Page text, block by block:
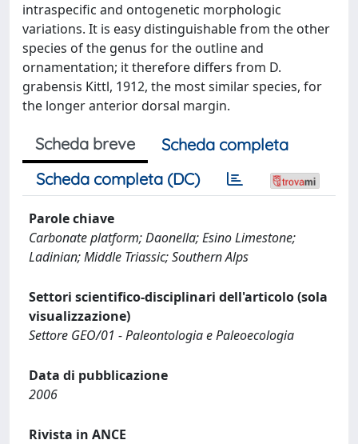
intraspecific and ontogenetic morphologic
variations. It is easy distinguishable from the other
species of the genus for the outline and
ornamentation; it therefore differs from D.
grabensis Kittl, 1912, the most similar species, for
the longer anterior dorsal margin.
Scheda breve
Scheda completa
Scheda completa (DC)
Parole chiave
Carbonate platform; Daonella; Esino Limestone;
Ladinian; Middle Triassic; Southern Alps
Settori scientifico-disciplinari dell'articolo (sola
visualizzazione)
Settore GEO/01 - Paleontologia e Paleoecologia
Data di pubblicazione
2006
Rivista in ANCE